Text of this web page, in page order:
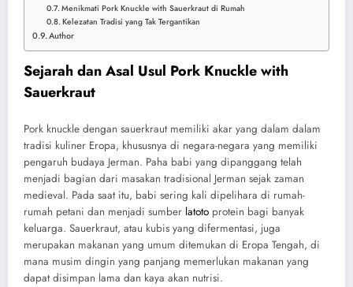
Menikmati Pork Knuckle with Sauerkraut di Rumah
Kelezatan Tradisi yang Tak Tergantikan
Author
Sejarah dan Asal Usul Pork Knuckle with
Sauerkraut
Pork knuckle dengan sauerkraut memiliki akar yang dalam dalam
tradisi kuliner Eropa, khususnya di negara-negara yang memiliki
pengaruh budaya Jerman. Paha babi yang dipanggang telah
menjadi bagian dari masakan tradisional Jerman sejak zaman
medieval. Pada saat itu, babi sering kali dipelihara di rumah-
rumah petani dan menjadi sumber latoto protein bagi banyak
keluarga. Sauerkraut, atau kubis yang difermentasi, juga
merupakan makanan yang umum ditemukan di Eropa Tengah, di
mana musim dingin yang panjang memerlukan makanan yang
dapat disimpan lama dan kaya akan nutrisi.